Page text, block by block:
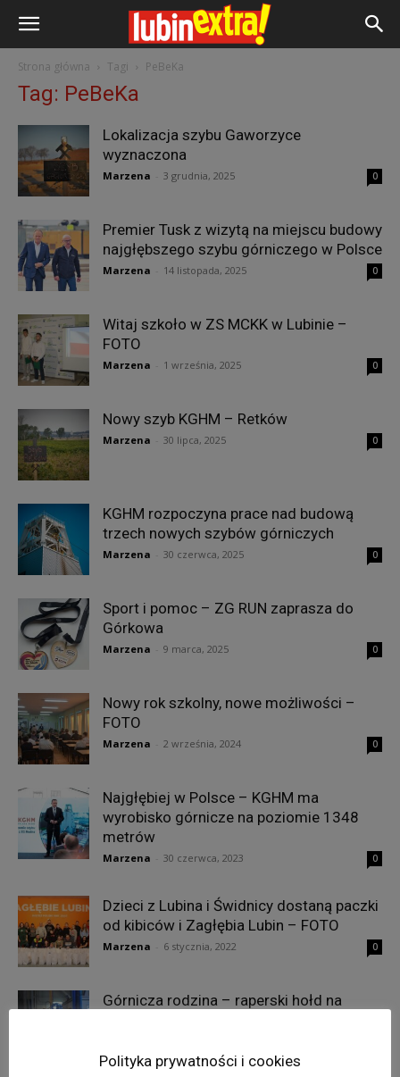
Strona główna Tagi PeBeKa
Tag: PeBeKa
Lokalizacja szybu Gaworzyce
wyznaczona
Marzena 3 grudnia, 2025 0
Premier Tusk z wizytą na miejscu budowy
najgłębszego szybu górniczego w Polsce
Marzena 14 listopada, 2025 0
Witaj szkoło w ZS MCKK w Lubinie –
FOTO
Marzena 1 września, 2025 0
Nowy szyb KGHM – Retków
Marzena 30 lipca, 2025 0
KGHM rozpoczyna prace nad budową
trzech nowych szybów górniczych
Marzena 30 czerwca, 2025 0
Sport i pomoc – ZG RUN zaprasza do
Górkowa
Marzena 9 marca, 2025 0
Nowy rok szkolny, nowe możliwości –
FOTO
Marzena 2 września, 2024 0
Najgłębiej w Polsce – KGHM ma
wyrobisko górnicze na poziomie 1348
metrów
Marzena 30 czerwca, 2023 0
Dzieci z Lubina i Świdnicy dostaną paczki
od kibiców i Zagłębia Lubin – FOTO
Marzena 6 stycznia, 2022 0
Górnicza rodzina – raperski hołd na
Polityka prywatności i cookies